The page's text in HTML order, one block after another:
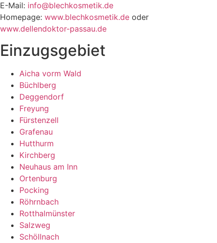
E-Mail: info@blechkosmetik.de
Homepage: www.blechkosmetik.de oder
www.dellendoktor-passau.de
Einzugsgebiet
Aicha vorm Wald
Büchlberg
Deggendorf
Freyung
Fürstenzell
Grafenau
Hutthurm
Kirchberg
Neuhaus am Inn
Ortenburg
Pocking
Röhrnbach
Rotthalmünster
Salzweg
Schöllnach